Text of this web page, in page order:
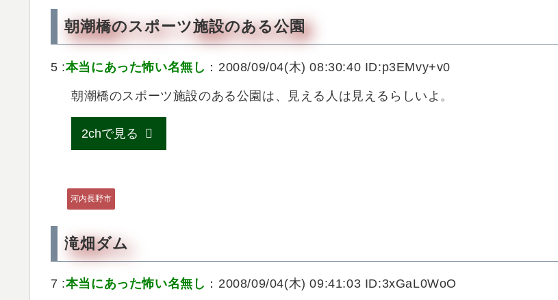
朝潮橋のスポーツ施設のある公園
5 :本当にあった怖い名無し ：2008/09/04(木) 08:30:40 ID:p3EMvy+v0
朝潮橋のスポーツ施設のある公園は、見える人は見えるらしいよ。
2chで見る
河内長野市
滝畑ダム
7 :本当にあった怖い名無し ：2008/09/04(木) 09:41:03 ID:3xGaL0WoO